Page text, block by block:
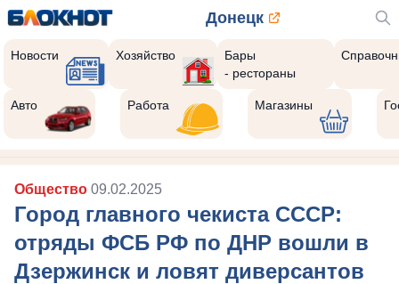
Донецк
Новости Хозяйство
Бары
- рестораны
Авто Работа Магазины
Общество 09.02.2025
Город главного чекиста СССР:
отряды ФСБ РФ по ДНР вошли в
Дзержинск и ловят диверсантов